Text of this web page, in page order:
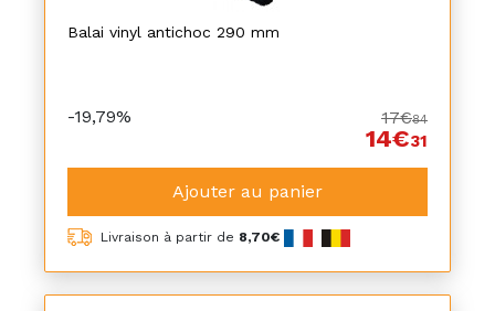
Balai vinyl antichoc 290 mm
-19,79% 17€84
14€31
Ajouter au panier
Livraison à partir de 8,70€